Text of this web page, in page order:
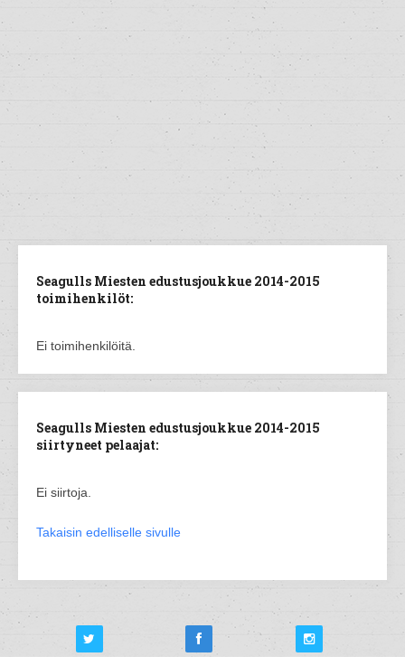
Seagulls Miesten edustusjoukkue 2014-2015
toimihenkilöt:
Ei toimihenkilöitä.
Seagulls Miesten edustusjoukkue 2014-2015
siirtyneet pelaajat:
Ei siirtoja.
Takaisin edelliselle sivulle